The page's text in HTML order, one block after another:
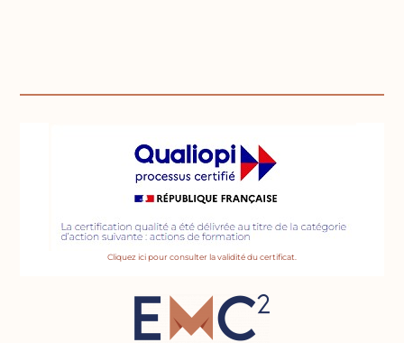
Cliquez ici pour consulter la validité du certificat.